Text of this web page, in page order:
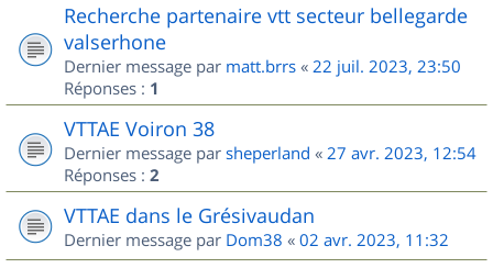
Recherche partenaire vtt secteur bellegarde
valserhone
Dernier message par matt.brrs « 22 juil. 2023, 23:50
Réponses : 1
VTTAE Voiron 38
Dernier message par sheperland « 27 avr. 2023, 12:54
Réponses : 2
VTTAE dans le Grésivaudan
Dernier message par Dom38 « 02 avr. 2023, 11:32